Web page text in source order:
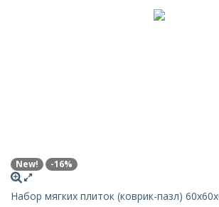
New! -16%
Набор мягких плиток (коврик-пазл)